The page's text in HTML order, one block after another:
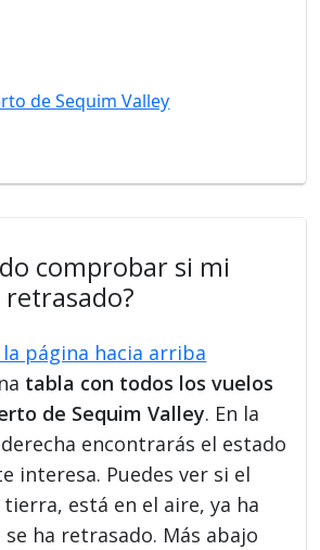
de Sequim Valley
comprobar si mi
página hacia arriba
tabla con todos los vuelos
de Sequim Valley. En la
encontrarás el estado
interesa. Puedes ver si el
está en el aire, ya ha
ha retrasado. Más abajo